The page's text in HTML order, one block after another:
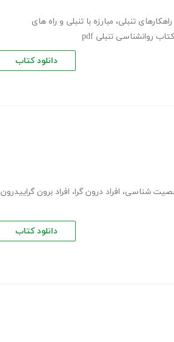
راهکارهای تنبلی، مبارزه با تنبلی و راه های
کتاب روانشناسی تنبلی pdf
دانلود کتاب
شناسی، افراد درون گرا، افراد برون گراییدرون
دانلود کتاب